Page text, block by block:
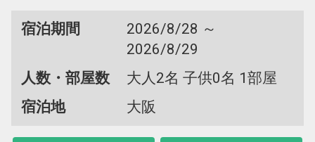
宿泊期間
2026/8/28 ～
2026/8/29
人数・部屋数
大人2名 子供0名 1部屋
宿泊地
大阪